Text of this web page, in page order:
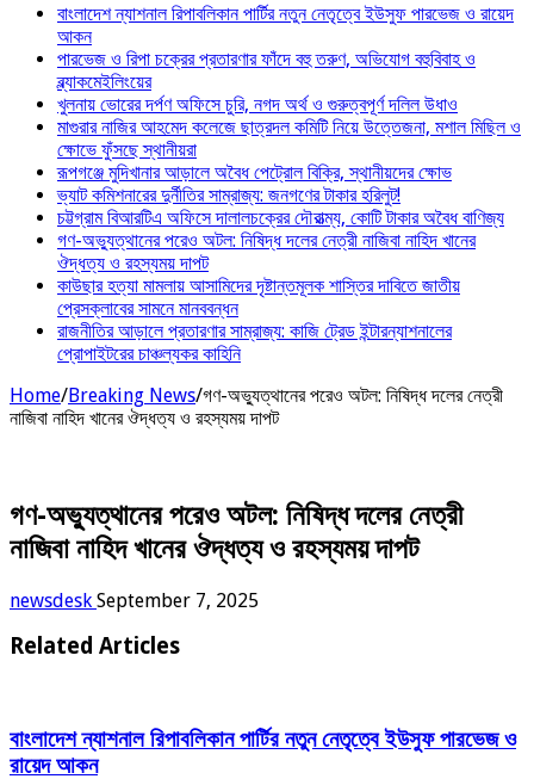
বাংলাদেশ ন্যাশনাল রিপাবলিকান পার্টির নতুন নেতৃত্বে ইউসুফ পারভেজ ও রায়েদ
আকন
পারভেজ ও রিপা চক্রের প্রতারণার ফাঁদে বহু তরুণ, অভিযোগ বহুবিবাহ ও
ব্ল্যাকমেইলিংয়ের
খুলনায় ভোরের দর্পণ অফিসে চুরি, নগদ অর্থ ও গুরুত্বপূর্ণ দলিল উধাও
মাগুরার নাজির আহমেদ কলেজে ছাত্রদল কমিটি নিয়ে উত্তেজনা, মশাল মিছিল ও
ক্ষোভে ফুঁসছে স্থানীয়রা
রূপগঞ্জে মুদিখানার আড়ালে অবৈধ পেট্রোল বিক্রি, স্থানীয়দের ক্ষোভ
ভ্যাট কমিশনারের দুর্নীতির সাম্রাজ্য: জনগণের টাকার হরিলুট!
চট্টগ্রাম বিআরটিএ অফিসে দালালচক্রের দৌরাত্ম্য, কোটি টাকার অবৈধ বাণিজ্য
গণ-অভ্যুত্থানের পরেও অটল: নিষিদ্ধ দলের নেত্রী নাজিবা নাহিদ খানের
ঔদ্ধত্য ও রহস্যময় দাপট
কাউছার হত্যা মামলায় আসামিদের দৃষ্টান্তমূলক শাস্তির দাবিতে জাতীয়
প্রেসক্লাবের সামনে মানববন্ধন
রাজনীতির আড়ালে প্রতারণার সাম্রাজ্য: কাজি ট্রেড ইন্টারন্যাশনালের
প্রোপাইটরের চাঞ্চল্যকর কাহিনি
Home/Breaking News/গণ-অভ্যুত্থানের পরেও অটল: নিষিদ্ধ দলের নেত্রী
নাজিবা নাহিদ খানের ঔদ্ধত্য ও রহস্যময় দাপট
গণ-অভ্যুত্থানের পরেও অটল: নিষিদ্ধ দলের নেত্রী
নাজিবা নাহিদ খানের ঔদ্ধত্য ও রহস্যময় দাপট
newsdesk September 7, 2025
Related Articles
বাংলাদেশ ন্যাশনাল রিপাবলিকান পার্টির নতুন নেতৃত্বে ইউসুফ পারভেজ ও
রায়েদ আকন